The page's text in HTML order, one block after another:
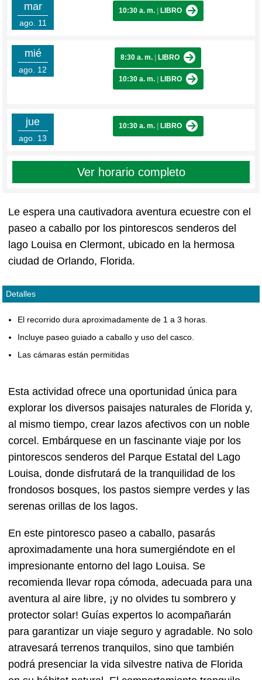
mar
ago. 11
10:30 a. m. LIBRO
mié
ago. 12
8:30 a. m. LIBRO
10:30 a. m. LIBRO
jue
ago. 13
10:30 a. m. LIBRO
Ver horario completo
Le espera una cautivadora aventura ecuestre con el
paseo a caballo por los pintorescos senderos del
lago Louisa en Clermont, ubicado en la hermosa
ciudad de Orlando, Florida.
Detalles
El recorrido dura aproximadamente de 1 a 3 horas.
Incluye paseo guiado a caballo y uso del casco.
Las cámaras están permitidas
Esta actividad ofrece una oportunidad única para
explorar los diversos paisajes naturales de Florida y,
al mismo tiempo, crear lazos afectivos con un noble
corcel. Embárquese en un fascinante viaje por los
pintorescos senderos del Parque Estatal del Lago
Louisa, donde disfrutará de la tranquilidad de los
frondosos bosques, los pastos siempre verdes y las
serenas orillas de los lagos.
En este pintoresco paseo a caballo, pasarás
aproximadamente una hora sumergiéndote en el
impresionante entorno del lago Louisa. Se
recomienda llevar ropa cómoda, adecuada para una
aventura al aire libre, ¡y no olvides tu sombrero y
protector solar! Guías expertos lo acompañarán
para garantizar un viaje seguro y agradable. No solo
atravesará terrenos tranquilos, sino que también
podrá presenciar la vida silvestre nativa de Florida